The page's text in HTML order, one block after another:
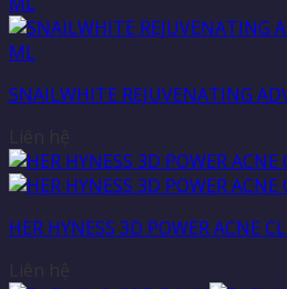
SNAILWHITE REJUVENATING
HER HYNESS 3D POWER ACNE